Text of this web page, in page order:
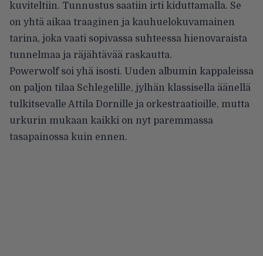
kuviteltiin. Tunnustus saatiin irti kiduttamalla. Se
on yhtä aikaa traaginen ja kauhuelokuvamainen
tarina, joka vaati sopivassa suhteessa hienovaraista
tunnelmaa ja räjähtävää raskautta.
Powerwolf soi yhä isosti. Uuden albumin kappaleissa
on paljon tilaa Schlegelille, jylhän klassisella äänellä
tulkitsevalle Attila Dornille ja orkestraatioille, mutta
urkurin mukaan kaikki on nyt paremmassa
tasapainossa kuin ennen.